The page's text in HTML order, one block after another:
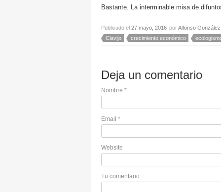
Bastante. La interminable misa de
Publicado el 27 mayo, 2016 porAlfonso
Clavijo
crecimiento económico
Deja un comentario
Nombre *
Email *
Website
Tu comentario